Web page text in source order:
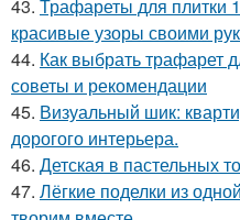
43. Трафареты для плитки
красивые узоры своими
44. Как выбрать трафарет
советы и рекомендации
45. Визуальный шик:
дорогого интерьера.
46. Детская в пастельных
47. Лёгкие поделки из